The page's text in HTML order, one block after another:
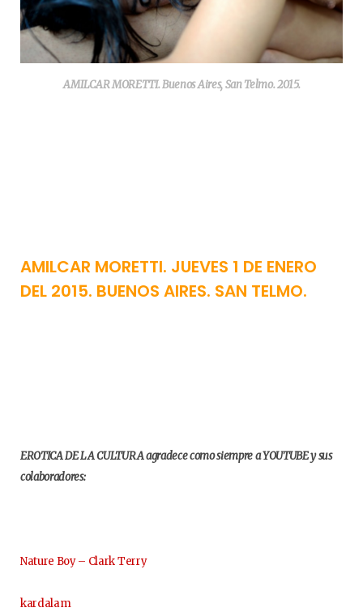
AMILCAR MORETTI. Buenos Aires, San Telmo. 2015.
AMILCAR MORETTI. JUEVES 1 DE ENERO
DEL 2015. BUENOS AIRES. SAN TELMO.
EROTICA DE LA CULTURA agradece como siempre a YOUTUBE y sus
colaboradores:
Nature Boy – Clark Terry
kardalam